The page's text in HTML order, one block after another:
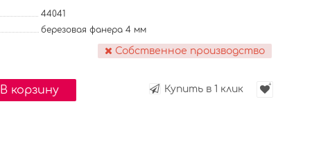
44041
березовая фанера 4 мм
Собственное производство
В корзину Купить в 1 клик